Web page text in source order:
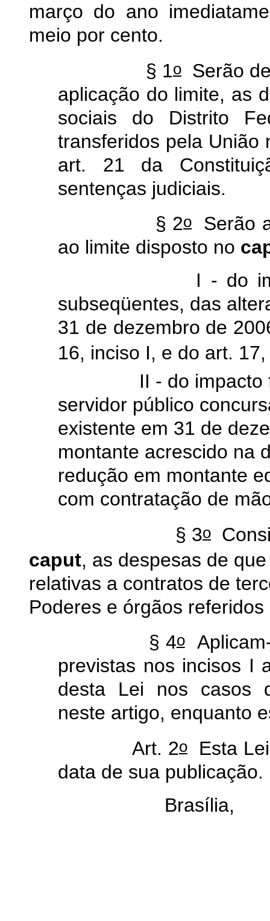
março do ano
meio por cento.
§ 1o
Serão
aplicação do limite, as
sociais do Distrito
transferidos pela União
art. 21 da
sentenças judiciais.
§ 2oSerão
ao limite disposto no
I - do impacto
subseqüentes, das
31 de dezembro de
16, inciso I, e do art.
II - do impacto
servidor público
existente em 31 de
montante acrescido na
redução em montante
com contratação de
§ 3o
caput, as despesas de
relativas a contratos de
Poderes e órgãos
§ 4oAplicam-
previstas nos incisos I
desta Lei nos casos
neste artigo, enquanto
Art. 2oEsta Lei
data de sua publicação.
Brasília,